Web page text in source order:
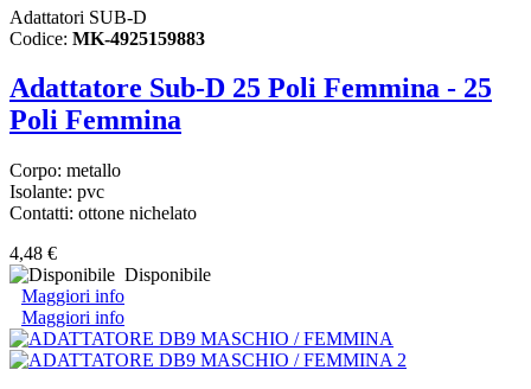
Adattatori SUB-D
Codice: MK-4925159883
Adattatore Sub-D 25 Poli Femmina - 25
Poli Femmina
Corpo: metallo
Isolante: pvc
Contatti: ottone nichelato
4,48 €
Disponibile
Maggiori info
Maggiori info